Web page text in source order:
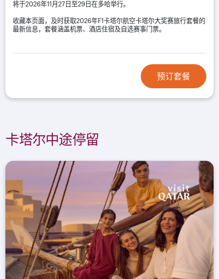
将于2026年11月27日至29日在多哈举行。
收藏本页面，及时获取2026年F1卡塔尔航空卡塔尔大奖赛旅行套餐的
最新信息，套餐涵盖机票、酒店住宿及自选赛事门票。
预订套餐
卡塔尔中途停留